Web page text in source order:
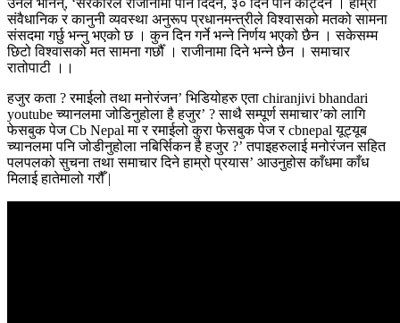
संवैधानिक र कानुनी व्यवस्था अनुरूप प्रधानमन्त्रीले विश्वासको मतको सामना
संसदमा गर्छु भन्नु भएको छ । कुन दिन गर्ने भन्ने निर्णय भएको छैन । सकेसम्म
छिटो विश्वासको मत सामना गर्छौँ । राजीनामा दिने भन्ने छैन । समाचार
रातोपाटी ।।
हजुर कता ? रमाईलो तथा मनोरंजन’ भिडियोहरु एता chiranjivi bhandari
youtube च्यानलमा जोडिनुहोला है हजुर’ ? साथै सम्पूर्ण समाचार’को लागि
फेसबुक पेज Cb Nepal मा र रमाईलो कुरा फेसबुक पेज र cbnepal यूट्यूब
च्यानलमा पनि जोडीनुहोला नबिर्सिकन है हजुर ?’ तपाइहरुलाई मनोरंजन सहित
पलपलको सुचना तथा समाचार दिने हाम्रो प्रयास’ आउनुहोस काँधमा काँध
मिलाई हातेमालो गरौँ |